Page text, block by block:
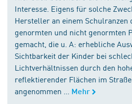
Interesse. Eigens für solche
Hersteller an einem Schulranzen
genormten und nicht genormten
gemacht, die u. A: erhebliche
Sichtbarkeit der Kinder bei
Lichtverhältnissen durch den
reflektierender Flächen im
angenommen ...
Mehr